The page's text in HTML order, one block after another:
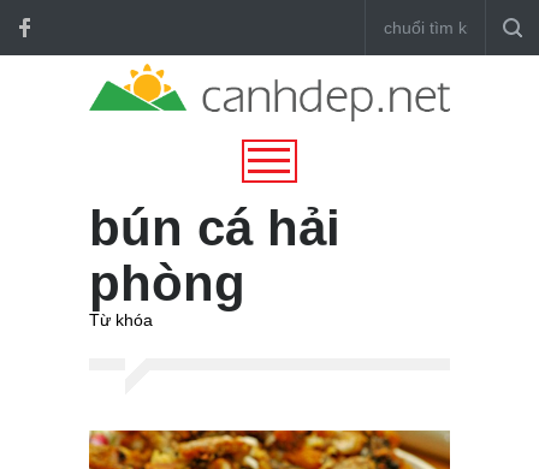
bún cá hải
phòng
Từ khóa